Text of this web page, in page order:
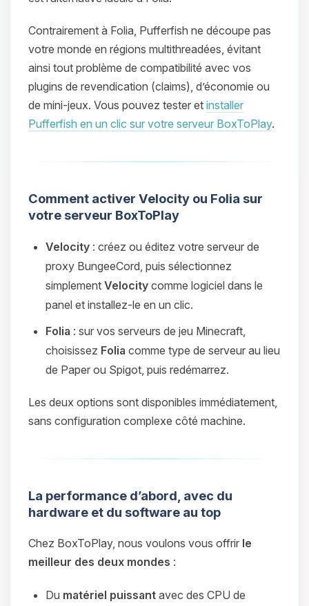
Contrairement à Folia, Pufferfish ne découpe pas
votre monde en régions multithreadées, évitant
ainsi tout problème de compatibilité avec vos
plugins de revendication (claims), d’économie ou
de mini-jeux. Vous pouvez tester et installer
Pufferfish en un clic sur votre serveur BoxToPlay.
Comment activer Velocity ou Folia sur
votre serveur BoxToPlay
Velocity : créez ou éditez votre serveur de
proxy BungeeCord, puis sélectionnez
simplement Velocity comme logiciel dans le
panel et installez-le en un clic.
Folia : sur vos serveurs de jeu Minecraft,
choisissez Folia comme type de serveur au lieu
de Paper ou Spigot, puis redémarrez.
Les deux options sont disponibles immédiatement,
sans configuration complexe côté machine.
La performance d’abord, avec du
hardware et du software au top
Chez BoxToPlay, nous voulons vous offrir le
meilleur des deux mondes :
Du matériel puissant avec des CPU de